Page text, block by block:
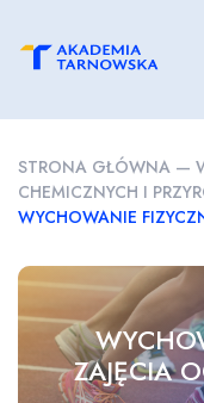
STRONA GŁÓWNA —
CHEMICZNYCH I
WYCHOWANIE
ZAJĘCIA